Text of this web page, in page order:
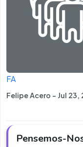
FA
Felipe Acero - Jul 23,
Pensemos-